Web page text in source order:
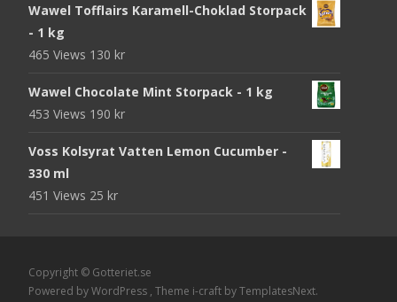
Wawel Tofflairs Karamell-Choklad Storpack
- 1 kg
465 Views 130 kr
Wawel Chocolate Mint Storpack - 1 kg
453 Views 190 kr
Voss Kolsyrat Vatten Lemon Cucumber -
330 ml
451 Views 25 kr
Copyright © Gotteriet.se
Powered by WordPress , Theme i-craft by TemplatesNext.